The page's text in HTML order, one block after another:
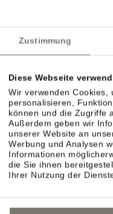
Zustimmung
Diese Webseite
Wir verwenden Cookies,
personalisieren,
können und die Zugriffe
Außerdem geben wir
unserer Website an
Werbung und Analysen
Informationen
die Sie ihnen
Ihrer Nutzung der
ÖBB
Südtirol Transfer
Flughafen Bozen
Flughafen
Flughafen Verona